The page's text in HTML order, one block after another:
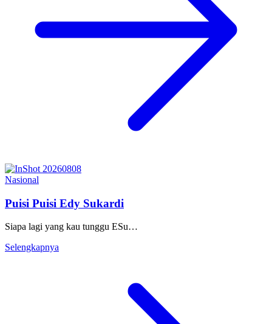
Nasional
Puisi Puisi Edy Sukardi
Siapa lagi yang kau tunggu ESu…
Selengkapnya